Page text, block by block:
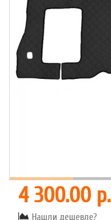
4 300.00 р.
Нашли дешевле?